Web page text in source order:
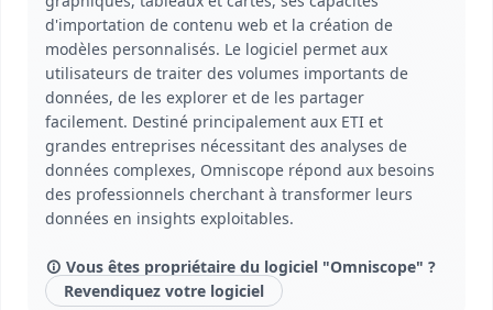
d'importation de contenu web et la création de
modèles personnalisés. Le logiciel permet aux
utilisateurs de traiter des volumes importants de
données, de les explorer et de les partager
facilement. Destiné principalement aux ETI et
grandes entreprises nécessitant des analyses de
données complexes, Omniscope répond aux besoins
des professionnels cherchant à transformer leurs
données en insights exploitables.
Vous êtes propriétaire du logiciel "Omniscope" ?
Revendiquez votre logiciel